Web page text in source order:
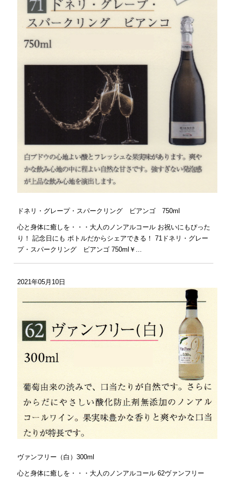
ドネリ・グレープ・スパークリング ビアンゴ 750ml
心と身体に癒しを・・・大人のノンアルコール お祝いにもぴった
り！ 記念日にも ボトルだからシェアできる！ 71ドネリ・グレー
プ・スパークリング ビアンゴ 750ml￥...
2021年05月10日
ヴァンフリー（白）300ml
心と身体に癒しを・・・大人のノンアルコール 62ヴァンフリー